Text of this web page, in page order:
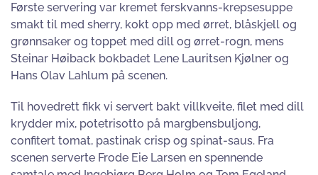
Første servering var kremet ferskvanns-krepsesuppe
smakt til med sherry, kokt opp med ørret, blåskjell og
grønnsaker og toppet med dill og ørret-rogn, mens
Steinar Høiback bokbadet Lene Lauritsen Kjølner og
Hans Olav Lahlum på scenen.
Til hovedrett fikk vi servert bakt villkveite, filet med dill
krydder mix, potetrisotto på margbensbuljong,
confitert tomat, pastinak crisp og spinat-saus. Fra
scenen serverte Frode Eie Larsen en spennende